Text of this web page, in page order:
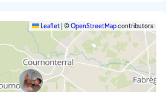
Leaflet ©OpenStreetMapcontributors